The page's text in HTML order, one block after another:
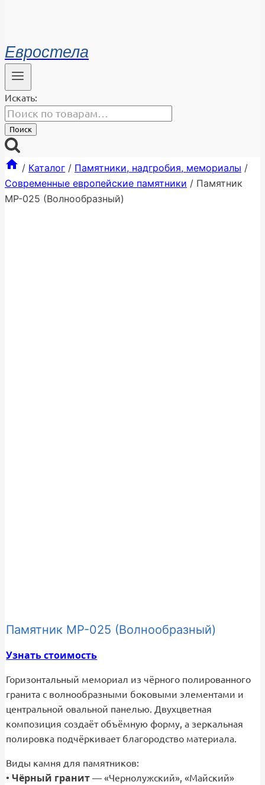
Евростела
Искать:
Поиск
/ Каталог / Памятники, надгробия, мемориалы /
Современные европейские памятники / Памятник
МР-025 (Волнообразный)
Памятник МР-025 (Волнообразный)
Узнать стоимость
Горизонтальный мемориал из чёрного полированного
гранита с волнообразными боковыми элементами и
центральной овальной панелью. Двухцветная
композиция создаёт объёмную форму, а зеркальная
полировка подчёркивает благородство материала.
Виды камня для памятников:
•Чёрный гранит — «Чернолужский», «Майский»